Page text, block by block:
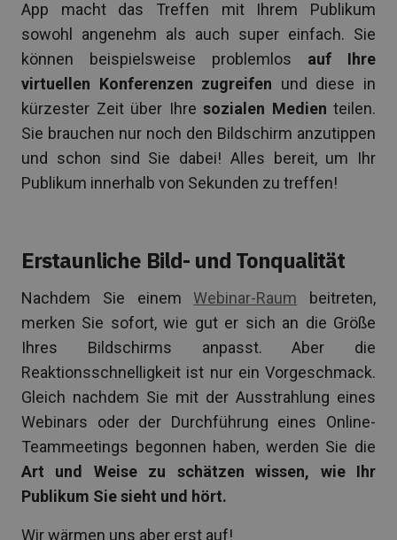
App macht das Treffen mit Ihrem Publikum
sowohl angenehm als auch super einfach. Sie
können beispielsweise problemlos auf Ihre
virtuellen Konferenzen zugreifen und diese in
kürzester Zeit über Ihre sozialen Medien teilen.
Sie brauchen nur noch den Bildschirm anzutippen
und schon sind Sie dabei! Alles bereit, um Ihr
Publikum innerhalb von Sekunden zu treffen!
Erstaunliche Bild- und Tonqualität
Nachdem Sie einemWebinar-Raum
beitreten,
merken Sie sofort, wie gut er sich an die Größe
Ihres Bildschirms anpasst. Aber die
Reaktionsschnelligkeit ist nur ein Vorgeschmack.
Gleich nachdem Sie mit der Ausstrahlung eines
Webinars oder der Durchführung eines Online-
Teammeetings begonnen haben, werden Sie die
Art und Weise zu schätzen wissen, wie Ihr
Publikum Sie sieht und hört.
Wir wärmen uns aber erst auf!